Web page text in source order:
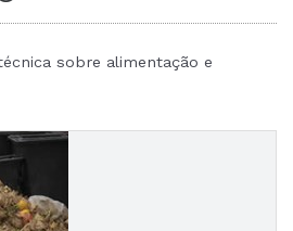
sobre alimentação e